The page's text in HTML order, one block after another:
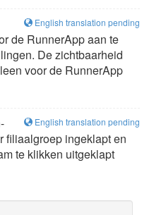
English translation pending
de RunnerApp aan te
De zichtbaarheid
voor de RunnerApp
English translation pending
filiaalgroep ingeklapt en
te klikken uitgeklapt